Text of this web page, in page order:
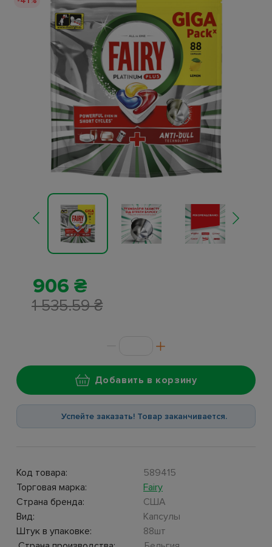
906 ₴
1 535.59 ₴
Добавить в корзину
Успейте заказать! Товар заканчивается.
Код товара:
589415
Торговая марка:
Fairy
Страна бренда:
США
Вид:
Капсулы
Штук в упаковке:
88шт